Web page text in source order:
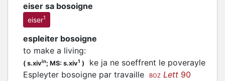
eiser sa bosoigne
eiser1
espleiter bosoigne
to make a living:
( s.xivin; MS: s.xiv1 )
ke ja ne soeffrent le poverayle
Espleyter bosoigne par travaille
BOZ Lett 90